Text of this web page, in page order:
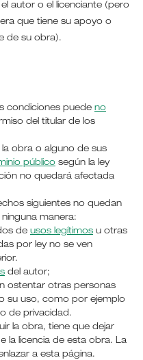
autor o el licenciante (pero
que tiene su apoyo o
de su obra).
condiciones puede no
del titular de los
obra o alguno de sus
públicosegún la ley
no quedará afectada
siguientes no quedan
manera:
de usos legítimosu otras
por ley no se ven
del autor;
ostentar otras personas
su uso, como por ejemplo
de privacidad.
la obra, tiene que dejar
la licencia de esta obra. La
a esta página.